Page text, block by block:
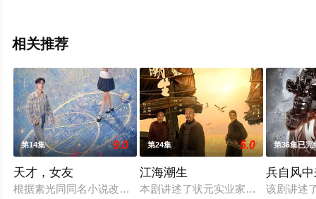
相关推荐
第14集 9.0
天才，女友
根据素光同同名小说改编。江逾白长大以后，林知夏忽然对他说
第24集 5.0
江海潮生
本剧讲述了状元实业家张謇创办大生
第36集已完
兵自风
该剧讲述